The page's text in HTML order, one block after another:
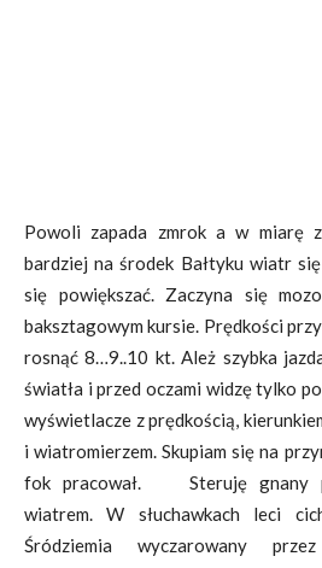
Powoli zapada zmrok a w miarę
bardziej na środek Bałtyku wiatr
się powiększać. Zaczyna się
baksztagowym kursie. Prędkości
rosnąć 8…9..10 kt. Ależ szybka
światła i przed oczami widzę tylko
wyświetlacze z prędkością,
i wiatromierzem. Skupiam się na
fok pracował. Steruję gnany
wiatrem. W słuchawkach leci
Śródziemia wyczarowany